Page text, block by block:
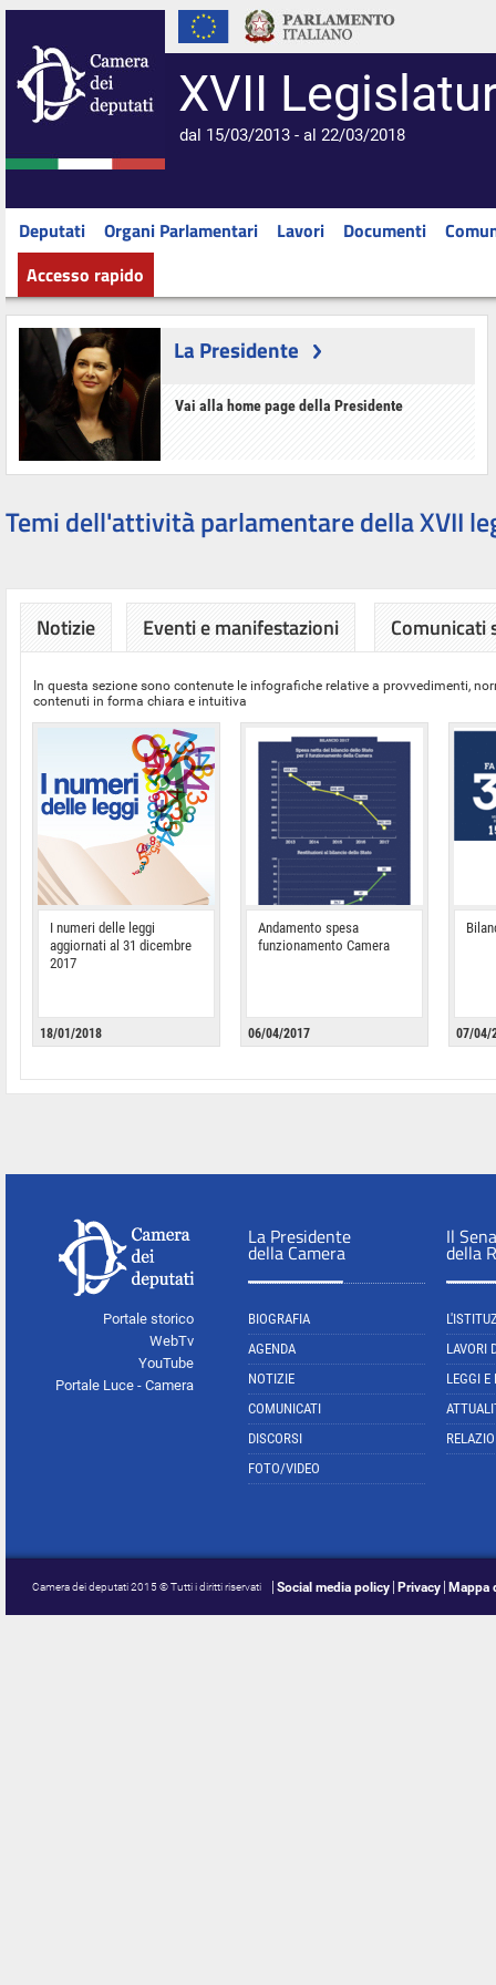
XVII
dal 15/03/2013 - al 22/03/2018
Deputati Organi Parlamentari Lavori Documenti
Accesso rapido
La Presidente
Vai alla home page della Presidente
Temi dell'attività parlamentare della XVII
Notizie Eventi e manifestazioni Comunicati
In questa sezione sono contenute le infografiche relative a provvedimenti,
contenuti in forma chiara e intuitiva
I numeri delle leggi
aggiornati al 31 dicembre
2017
18/01/2018
Andamento spesa
funzionamento Camera
06/04/2017 07/04/
Portale storico
WebTv
YouTube
Portale Luce - Camera
La Presidente
della Camera
BIOGRAFIA
AGENDA
NOTIZIE
COMUNICATI
DISCORSI
FOTO/VIDEO
Il
della
LAVORI
LEGGI E
Camera dei deputati 2015 © Tutti i diritti riservati Social media policy Privacy Mappa